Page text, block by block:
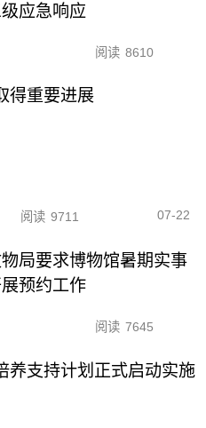
应急响应
阅读 8610
得重要进展
阅读 9711 07-22
局要求博物馆暑期实事
预约工作
阅读 7645
养支持计划正式启动实施